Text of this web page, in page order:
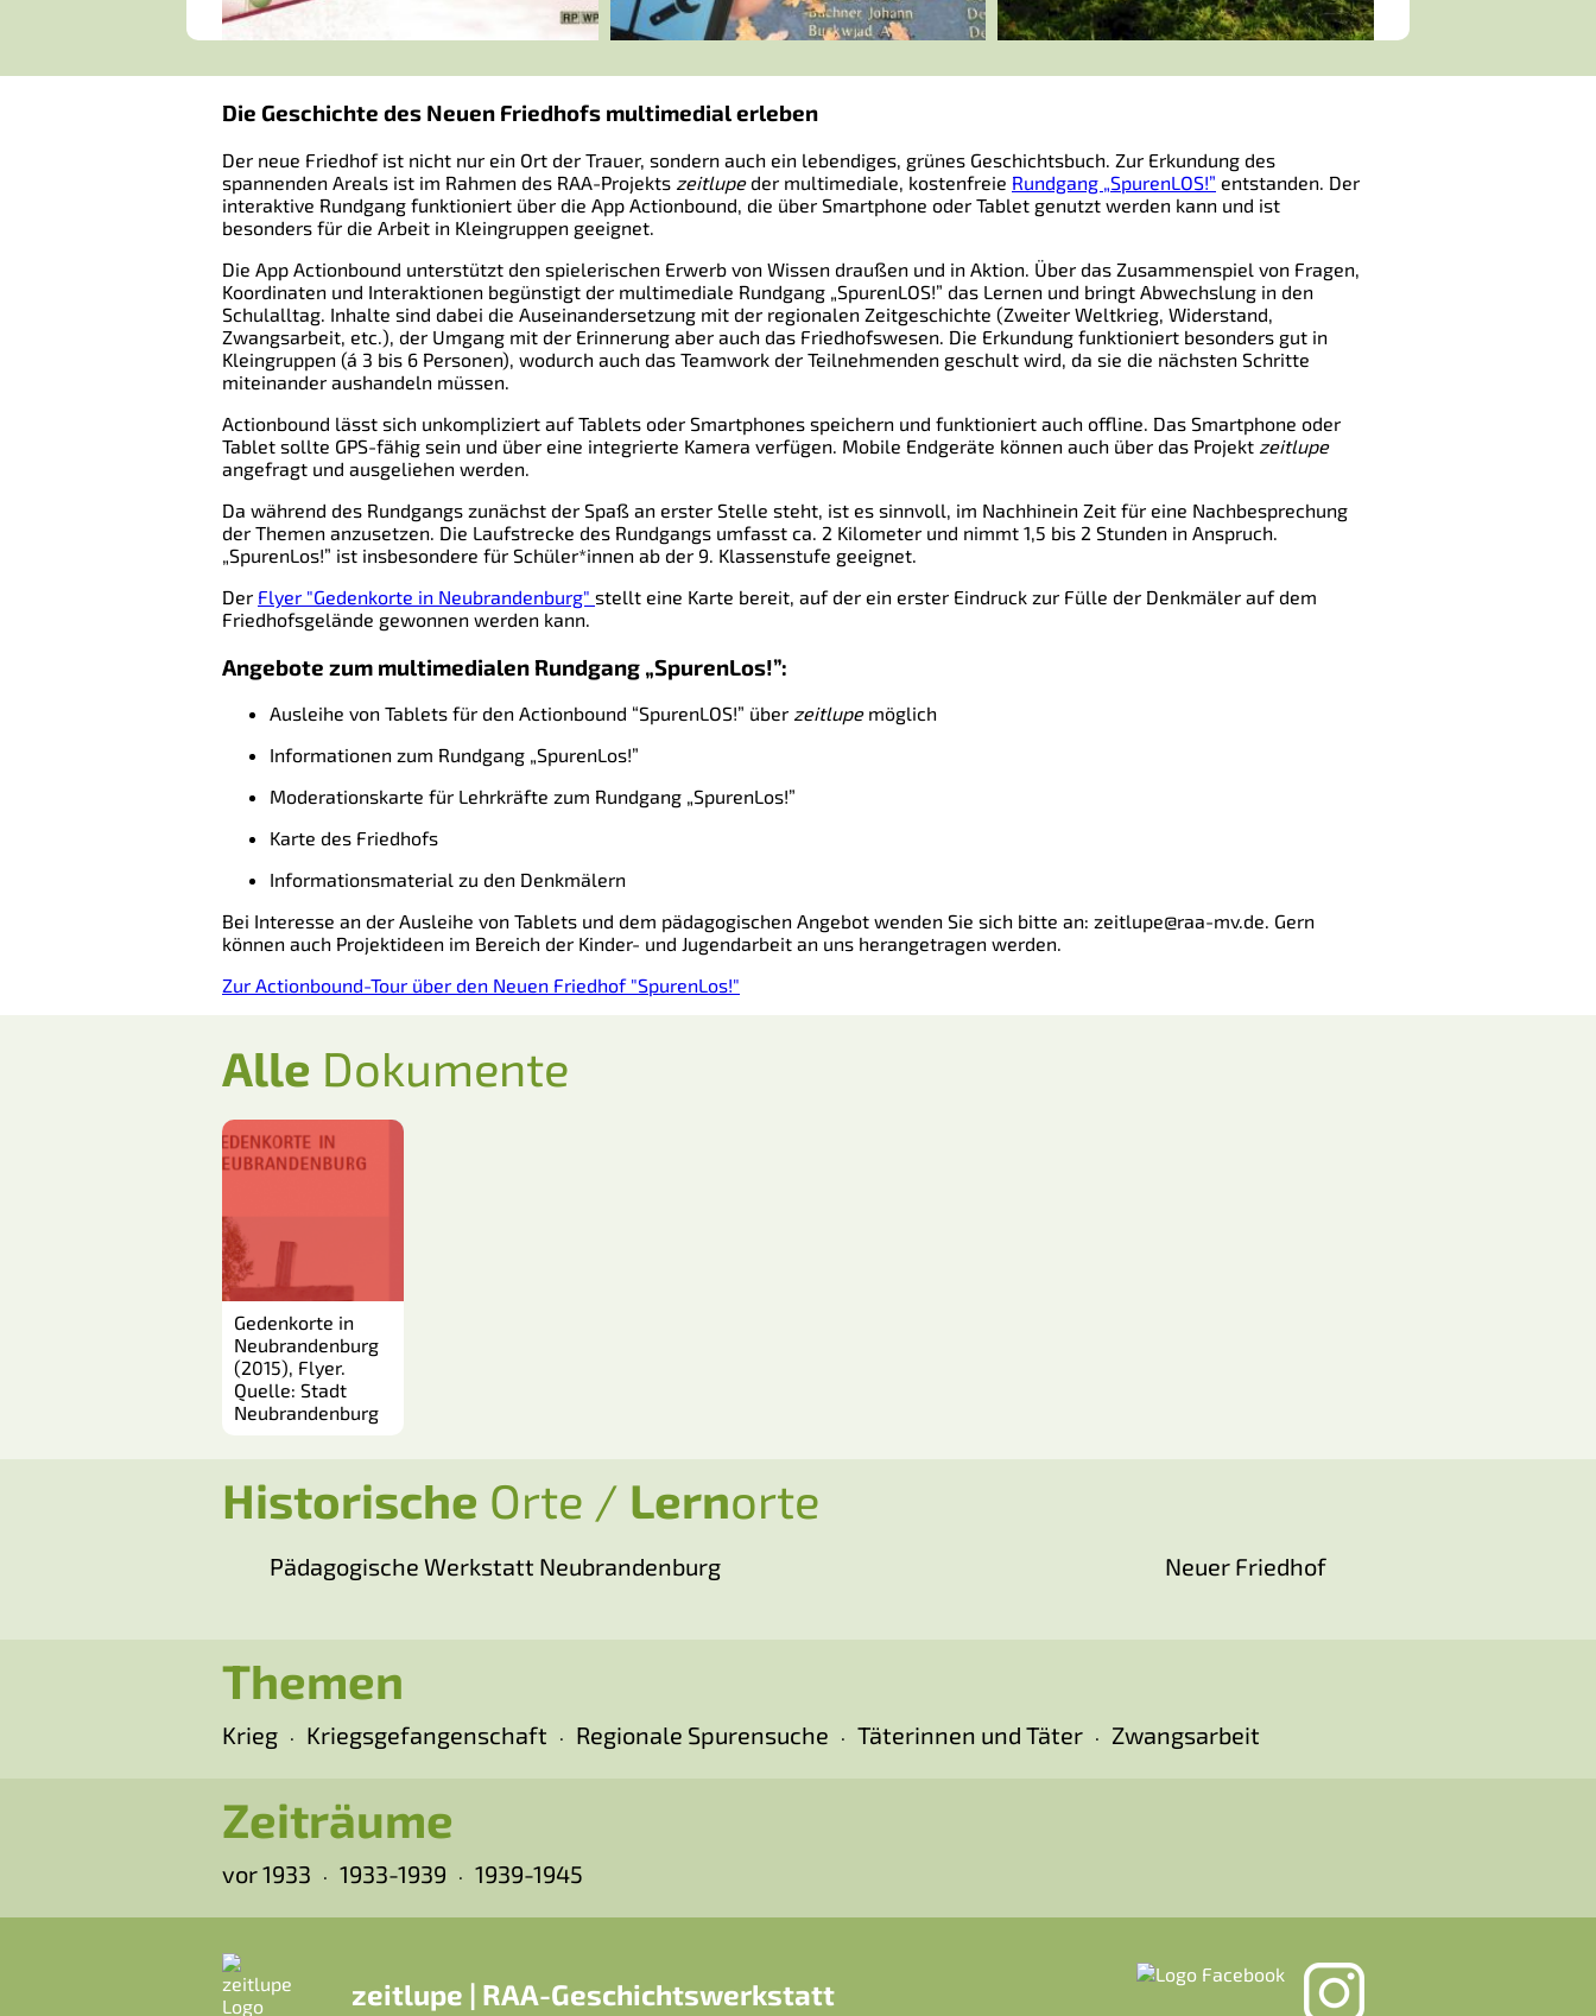
Die Geschichte des Neuen Friedhofs multimedial erleben
Der neue Friedhof ist nicht nur ein Ort der Trauer, sondern auch ein lebendiges, grünes Geschichtsbuch. Zur Erkundung des
spannenden Areals ist im Rahmen des RAA-Projekts zeitlupe der multimediale, kostenfreie Rundgang „SpurenLOS!” entstanden. Der
interaktive Rundgang funktioniert über die App Actionbound, die über Smartphone oder Tablet genutzt werden kann und ist
besonders für die Arbeit in Kleingruppen geeignet.
Die App Actionbound unterstützt den spielerischen Erwerb von Wissen draußen und in Aktion. Über das Zusammenspiel von Fragen,
Koordinaten und Interaktionen begünstigt der multimediale Rundgang „SpurenLOS!” das Lernen und bringt Abwechslung in den
Schulalltag. Inhalte sind dabei die Auseinandersetzung mit der regionalen Zeitgeschichte (Zweiter Weltkrieg, Widerstand,
Zwangsarbeit, etc.), der Umgang mit der Erinnerung aber auch das Friedhofswesen. Die Erkundung funktioniert besonders gut in
Kleingruppen (á 3 bis 6 Personen), wodurch auch das Teamwork der Teilnehmenden geschult wird, da sie die nächsten Schritte
miteinander aushandeln müssen.
Actionbound lässt sich unkompliziert auf Tablets oder Smartphones speichern und funktioniert auch offline. Das Smartphone oder
Tablet sollte GPS-fähig sein und über eine integrierte Kamera verfügen. Mobile Endgeräte können auch über das Projekt zeitlupe
angefragt und ausgeliehen werden.
Da während des Rundgangs zunächst der Spaß an erster Stelle steht, ist es sinnvoll, im Nachhinein Zeit für eine Nachbesprechung
der Themen anzusetzen. Die Laufstrecke des Rundgangs umfasst ca. 2 Kilometer und nimmt 1,5 bis 2 Stunden in Anspruch.
„SpurenLos!” ist insbesondere für Schüler*innen ab der 9. Klassenstufe geeignet.
Der Flyer "Gedenkorte in Neubrandenburg" stellt eine Karte bereit, auf der ein erster Eindruck zur Fülle der Denkmäler auf dem
Friedhofsgelände gewonnen werden kann.
Angebote zum multimedialen Rundgang „SpurenLos!”:
Ausleihe von Tablets für den Actionbound “SpurenLOS!” über zeitlupe möglich
Informationen zum Rundgang „SpurenLos!”
Moderationskarte für Lehrkräfte zum Rundgang „SpurenLos!”
Karte des Friedhofs
Informationsmaterial zu den Denkmälern
Bei Interesse an der Ausleihe von Tablets und dem pädagogischen Angebot wenden Sie sich bitte an: zeitlupe@raa-mv.de. Gern
können auch Projektideen im Bereich der Kinder- und Jugendarbeit an uns herangetragen werden.
Zur Actionbound-Tour über den Neuen Friedhof "SpurenLos!"
Alle Dokumente
Gedenkorte in
Neubrandenburg
(2015), Flyer.
Quelle: Stadt
Neubrandenburg
Historische Orte / Lernorte
Pädagogische Werkstatt Neubrandenburg Neuer Friedhof
Themen
Krieg Kriegsgefangenschaft Regionale Spurensuche Täterinnen und Täter Zwangsarbeit
Zeiträume
vor 1933 1933-1939 1939-1945
zeitlupe | RAA-Geschichtswerkstatt